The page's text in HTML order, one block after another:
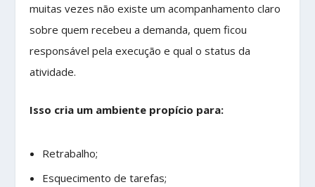
muitas vezes não existe um acompanhamento claro
sobre quem recebeu a demanda, quem ficou
responsável pela execução e qual o status da
atividade.
Isso cria um ambiente propício para:
Retrabalho;
Esquecimento de tarefas;